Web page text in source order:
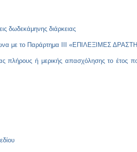
δωδεκάμηνης διάρκειας
με το Παράρτημα ΙII «ΕΠΙΛΕΞΙΜΕΣ
ή μερικής απασχόλησης το έτος